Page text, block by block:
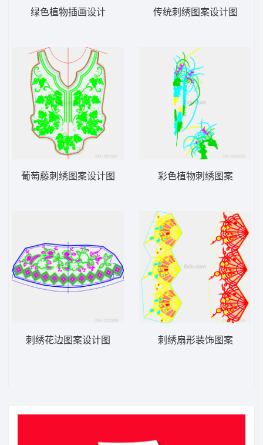
绿色植物插画设计
葡萄藤刺绣图案设计图
刺绣花边图案设计图
传统刺绣图案设计图
彩色植物刺绣图案
刺绣扇形装饰图案